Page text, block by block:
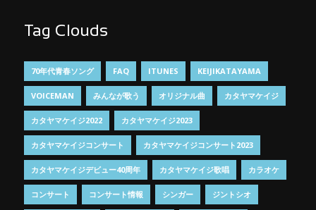
Tag Clouds
70年代青春ソング FAQ ITUNES KEIJIKATAYAMA
VOICEMAN みんなが歌う オリジナル曲 カタヤマケイジ
カタヤマケイジ2022 カタヤマケイジ2023
カタヤマケイジコンサート カタヤマケイジコンサート2023
カタヤマケイジデビュー40周年 カタヤマケイジ歌唱 カラオケ
コンサート コンサート情報 シンガー ジントシオ